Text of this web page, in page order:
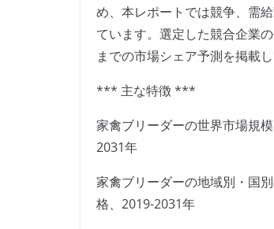
め、本レポートでは競争、需
ています。選定した競合企業
までの市場シェア予測を掲載し
*** 主な特徴 ***
家禽ブリーダーの世界市場規
2031年
家禽ブリーダーの地域別・国
格、2019-2031年